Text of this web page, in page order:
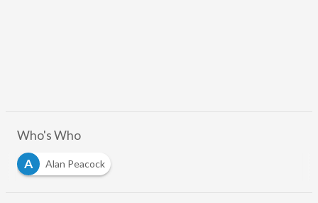
Who's Who
A
Alan Peacock